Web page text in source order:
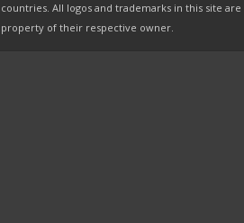
countries. All logos and trademarks in this site are
property of their respective owner.